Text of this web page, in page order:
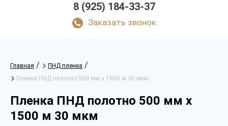
8 (925) 184-33-37
Заказать звонок
Главная / ПНД пленка /
Пленка ПНД полотно 500 мм х 1500 м 30 мкм
Пленка ПНД полотно 500 мм х
1500 м 30 мкм